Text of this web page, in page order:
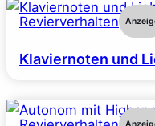
Revierverhalten
Klaviernoten und